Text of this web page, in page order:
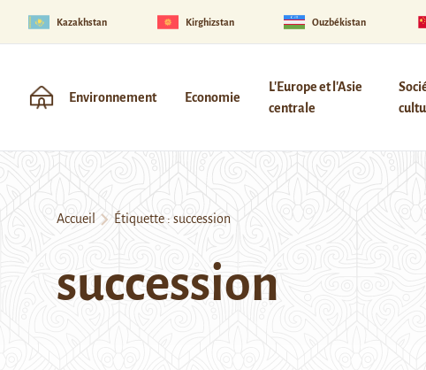
Kazakhstan Kirghizstan Ouzbékistan
Environnement Economie
L'Europe et l'Asie
centrale
Accueil Étiquette : succession
succession